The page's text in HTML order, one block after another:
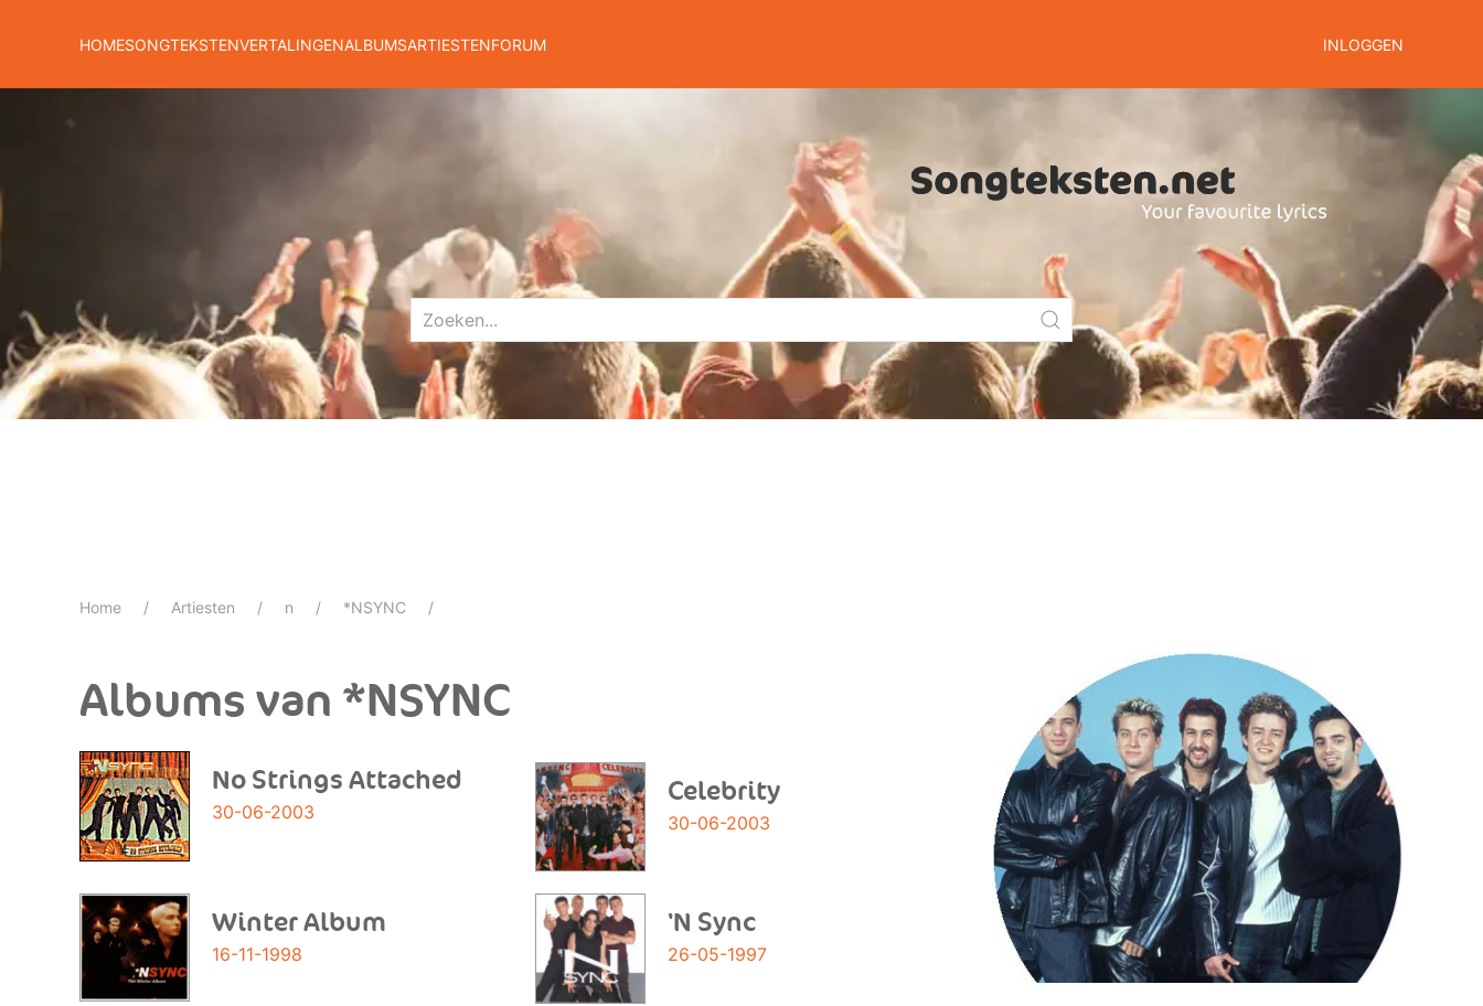
HOMESONGTEKSTENVERTALINGENALBUMSARTIESTENFORUM INLOGGEN
Home Artiesten n *NSYNC
Albums van *NSYNC
No Strings Attached
30-06-2003
Celebrity
30-06-2003
Winter Album
16-11-1998
'N Sync
26-05-1997